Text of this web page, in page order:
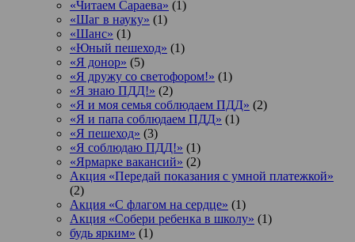
«Читаем Сараева» (1)
«Шаг в науку» (1)
«Шанс» (1)
«Юный пешеход» (1)
«Я донор» (5)
«Я дружу со светофором!» (1)
«Я знаю ПДД!» (2)
«Я и моя семья соблюдаем ПДД» (2)
«Я и папа соблюдаем ПДД» (1)
«Я пешеход» (3)
«Я соблюдаю ПДД!» (1)
«Ярмарке вакансий» (2)
Акция «Передай показания с умной платежкой»
(2)
Акция «С флагом на сердце» (1)
Акция «Собери ребенка в школу» (1)
будь ярким» (1)